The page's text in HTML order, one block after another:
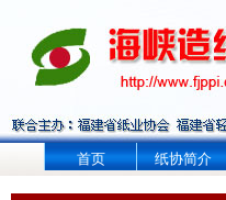
首页 纸协简介